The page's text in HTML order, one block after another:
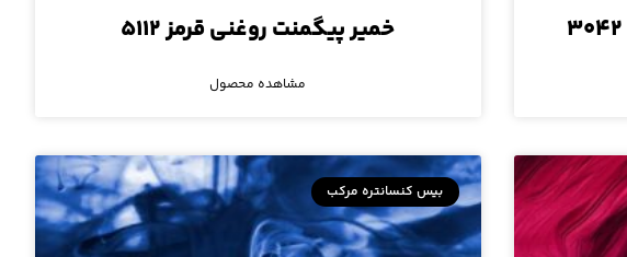
خمیر پیگمنت روغنی قرمز ۵۱۱۲
مشاهده محصول
بیس کنسانتره مرکب